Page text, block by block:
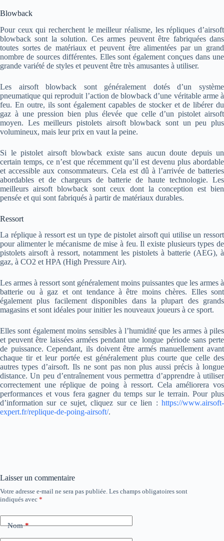
Blowback
Pour ceux qui recherchent le meilleur réalisme, les répliques d’airsoft
blowback sont la solution. Ces armes peuvent être fabriquées dans
toutes sortes de matériaux et peuvent être alimentées par un grand
nombre de sources différentes. Elles sont également conçues dans une
grande variété de styles et peuvent être très amusantes à utiliser.
Les airsoft blowback sont généralement dotés d’un système
pneumatique qui reproduit l’action de blowback d’une véritable arme à
feu. En outre, ils sont également capables de stocker et de libérer du
gaz à une pression bien plus élevée que celle d’un pistolet airsoft
moyen. Les meilleurs pistolets airsoft blowback sont un peu plus
volumineux, mais leur prix en vaut la peine.
Si le pistolet airsoft blowback existe sans aucun doute depuis un
certain temps, ce n’est que récemment qu’il est devenu plus abordable
et accessible aux consommateurs. Cela est dû à l’arrivée de batteries
abordables et de chargeurs de batterie de haute technologie. Les
meilleurs airsoft blowback sont ceux dont la conception est bien
pensée et qui sont fabriqués à partir de matériaux durables.
Ressort
La réplique à ressort est un type de pistolet airsoft qui utilise un ressort
pour alimenter le mécanisme de mise à feu. Il existe plusieurs types de
pistolets airsoft à ressort, notamment les pistolets à batterie (AEG), à
gaz, à CO2 et HPA (High Pressure Air).
Les armes à ressort sont généralement moins puissantes que les armes à
batterie ou à gaz et ont tendance à être moins chères. Elles sont
également plus facilement disponibles dans la plupart des grands
magasins et sont idéales pour initier les nouveaux joueurs à ce sport.
Elles sont également moins sensibles à l’humidité que les armes à piles
et peuvent être laissées armées pendant une longue période sans perte
de puissance. Cependant, ils doivent être armés manuellement avant
chaque tir et leur portée est généralement plus courte que celle des
autres types d’airsoft. Ils ne sont pas non plus aussi précis à longue
distance. Un peu d’entraînement vous permettra d’apprendre à utiliser
correctement une réplique de poing à ressort. Cela améliorera vos
performances et vous fera gagner du temps sur le terrain. Pour plus
d’information sur ce sujet, cliquez sur ce lien : https://www.airsoft-
expert.fr/replique-de-poing-airsoft/.
Laisser un commentaire
Votre adresse e-mail ne sera pas publiée. Les champs obligatoires sont
indiqués avec *
Nom*